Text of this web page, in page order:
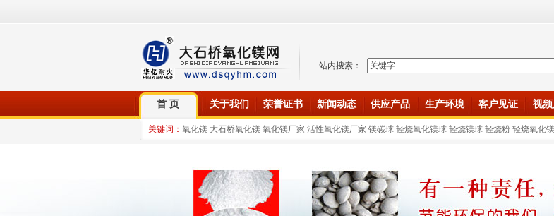
站内搜索：
首 页 关于我们 荣誉证书 新闻动态 供应产品 生产环境 客户见证 视
关键词： 氧化镁 大石桥氧化镁 氧化镁厂家 活性氧化镁厂家 镁碳球 轻烧氧化镁球 轻烧镁球 轻烧粉 轻烧氧化